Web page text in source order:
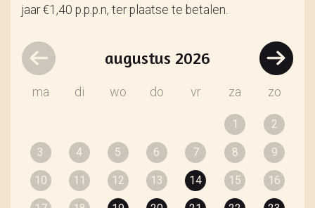
jaar €1,40 p.p.p.n, ter plaatse te betalen.
augustus 2026
ma di wo do vr za zo
1 2
3 4 5 6 7 8 9
10 11 12 13 14 15 16